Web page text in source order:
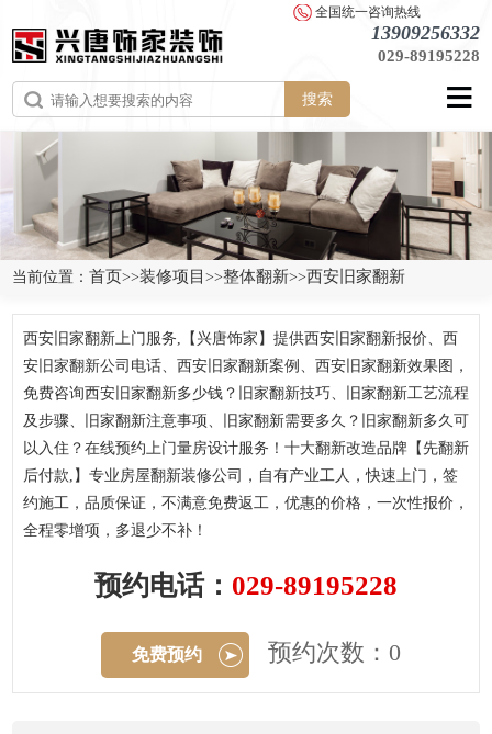
全国统一咨询热线
13909256332
029-89195228
搜索
当前位置：首页>>装修项目>>整体翻新>>西安旧家翻新
西安旧家翻新上门服务,【兴唐饰家】提供西安旧家翻新报价、西
安旧家翻新公司电话、西安旧家翻新案例、西安旧家翻新效果图，
免费咨询西安旧家翻新多少钱？旧家翻新技巧、旧家翻新工艺流程
及步骤、旧家翻新注意事项、旧家翻新需要多久？旧家翻新多久可
以入住？在线预约上门量房设计服务！十大翻新改造品牌【先翻新
后付款,】专业房屋翻新装修公司，自有产业工人，快速上门，签
约施工，品质保证，不满意免费返工，优惠的价格，一次性报价，
全程零增项，多退少不补！
预约电话： 029-89195228
免费预约 预约次数：0